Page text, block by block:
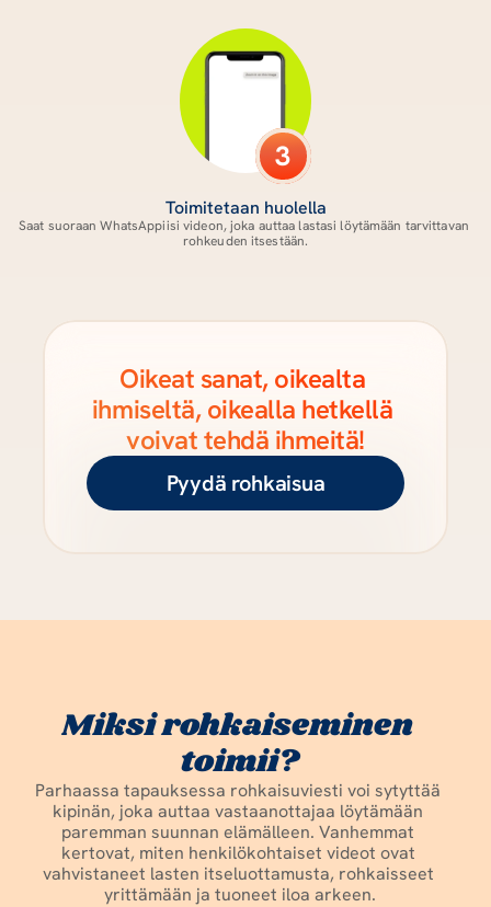
Oikeat sanat, oikealta
ihmiseltä, oikealla hetkellä
voivat tehdä ihmeitä!
Pyydä rohkaisua
3
Toimitetaan huolella
Saat suoraan WhatsAppiisi videon, joka auttaa lastasi löytämään tarvittavan
rohkeuden itsestään.
Miksi rohkaiseminen
toimii?
Parhaassa tapauksessa rohkaisuviesti voi sytyttää
kipinän, joka auttaa vastaanottajaa löytämään
paremman suunnan elämälleen. Vanhemmat
kertovat, miten henkilökohtaiset videot ovat
vahvistaneet lasten itseluottamusta, rohkaisseet
yrittämään ja tuoneet iloa arkeen.